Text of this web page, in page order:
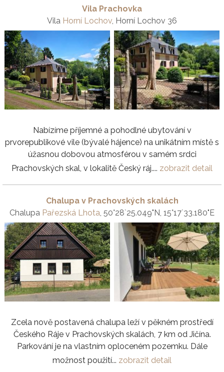
Vila Prachovka
Vila Horní Lochov , Horní Lochov 36
Nabízíme příjemné a pohodlné ubytování v
prvorepublikové vile (bývalé hájence) na unikátním místě s
úžasnou dobovou atmosférou v samém srdci
Prachovských skal, v lokalitě Český ráj.... zobrazit detail
Chalupa v Prachovských skalách
Chalupa Pařezská Lhota, 50°28`25.049"N, 15°17`33.180"E
Zcela nově postavená chalupa leží v pěkném prostředí
Českého Ráje v Prachovských skalách, 7 km od Jičína.
Parkování je na vlastním oploceném pozemku. Dále
možnost použití... zobrazit detail